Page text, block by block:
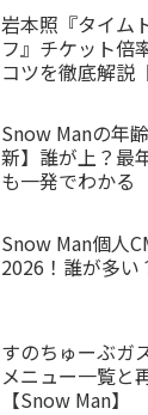
岩本照『タイム
フ』チケット倍
コツを徹底解説
Snow Manの年
新】誰が上？最
も一発でわかる
Snow Man個人
2026！誰が多い
すのちゅーぶガ
メニュー一覧と
【Snow Man】